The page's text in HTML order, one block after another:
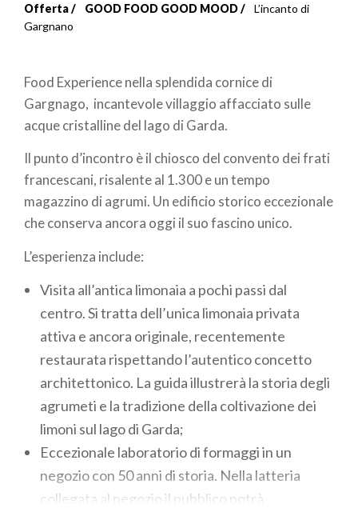
Briciole
pane
Offerta GOOD FOOD GOOD MOOD
L’incanto di
Gargnano
Food Experience nella splendida cornice di
Gargnago, incantevole villaggio affacciato sulle
acque cristalline del lago di Garda.
Il punto d’incontro è il chiosco del convento dei frati
francescani, risalente al 1.300 e un tempo
magazzino di agrumi. Un edificio storico eccezionale
che conserva ancora oggi il suo fascino unico.
L’esperienza include:
Visita all’antica limonaia a pochi passi dal
centro. Si tratta dell’unica limonaia privata
attiva e ancora originale, recentemente
restaurata rispettando l’autentico concetto
architettonico. La guida illustrerà la storia degli
agrumeti e la tradizione della coltivazione dei
limoni sul lago di Garda;
Eccezionale laboratorio di formaggiin un
negozio con 50 anni di storia. Nella latteria
collegata al negozio il pubblico potrà